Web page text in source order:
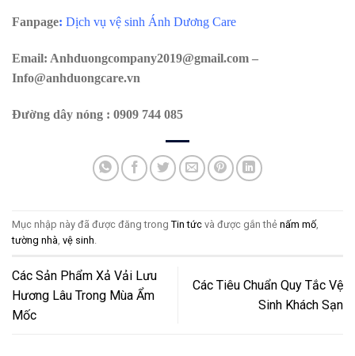
Fanpage: Dịch vụ vệ sinh Ánh Dương Care
Email: Anhduongcompany2019@gmail.com –
Info@anhduongcare.vn
Đường dây nóng : 0909 744 085
Mục nhập này đã được đăng trong Tin tức và được gắn thẻ nấm mố
tường nhà vệ sinh
Các Sản Phẩm Xả Vải Lưu
Hương Lâu Trong Mùa Ẩm
Mốc
Các Tiêu Chuẩn Quy Tắc Vệ
Sinh Khách Sạn